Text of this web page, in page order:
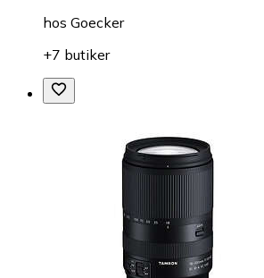
hos Goecker
+7 butiker